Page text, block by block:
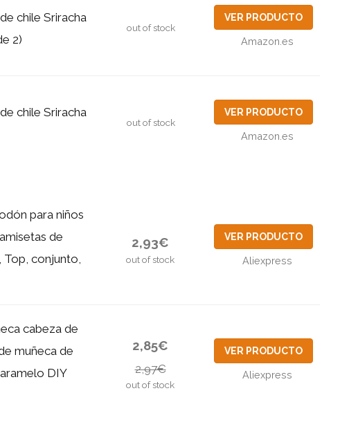
chile Sriracha
2)
out of stock
VER PRODUCTO
Amazon.es
chile Sriracha
out of stock
VER PRODUCTO
Amazon.es
para niños
de
conjunto,
2,93€
out of stock
VER PRODUCTO
Aliexpress
cabeza de
muñeca de
DIY
2,85€
2,97€
out of stock
VER PRODUCTO
Aliexpress